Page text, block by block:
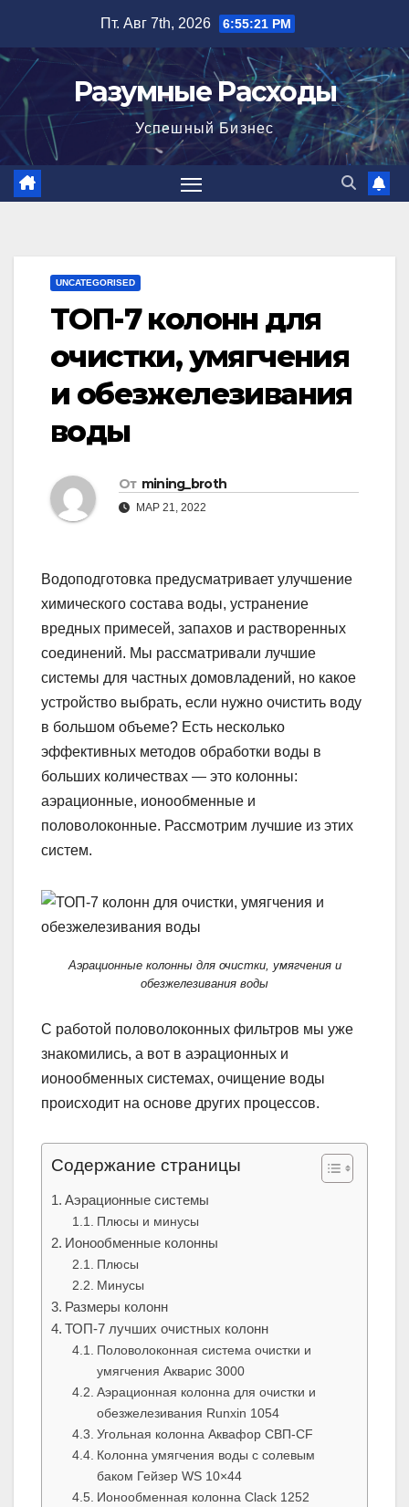
содержимому
Пт. Авг 7th, 2026 6:55:22 PM
Разумные Расходы
Успешный Бизнес
UNCATEGORISED
ТОП-7 колонн для
очистки, умягчения
и обезжелезивания
воды
От mining_broth
МАР 21, 2022
Водоподготовка предусматривает улучшение
химического состава воды, устранение
вредных примесей, запахов и растворенных
соединений. Мы рассматривали лучшие
системы для частных домовладений, но какое
устройство выбрать, если нужно очистить воду
в большом объеме? Есть несколько
эффективных методов обработки воды в
больших количествах — это колонны:
аэрационные, ионообменные и
половолоконные. Рассмотрим лучшие из этих
систем.
Аэрационные колонны для очистки, умягчения и
обезжелезивания воды
С работой половолоконных фильтров мы уже
знакомились, а вот в аэрационных и
ионообменных системах, очищение воды
происходит на основе других процессов.
Содержание страницы
Аэрационные системы
Плюсы и минусы
Ионообменные колонны
Плюсы
Минусы
Размеры колонн
ТОП-7 лучших очистных колонн
Половолоконная система очистки и
умягчения Акварис 3000
Аэрационная колонна для очистки и
обезжелезивания Runxin 1054
Угольная колонна Аквафор СВП-CF
Колонна умягчения воды с солевым
баком Гейзер WS 10×44
Ионообменная колонна Clack 1252